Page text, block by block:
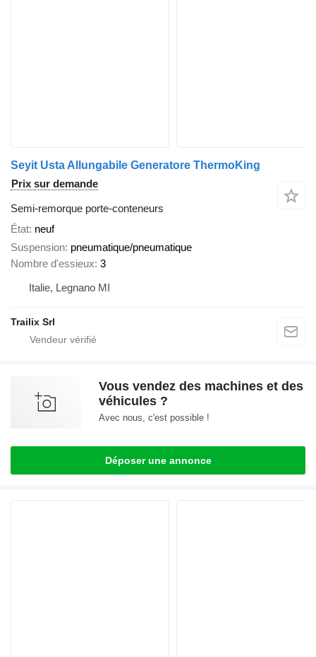
Seyit Usta Allungabile Generatore ThermoKing
Prix sur demande
Semi-remorque porte-conteneurs
État neuf
Suspension pneumatique/pneumatique
Nombre d'essieux 3
Italie, Legnano MI
Trailix Srl
Vous vendez des machines et des
véhicules ?
Avec nous, c'est possible !
Déposer une annonce